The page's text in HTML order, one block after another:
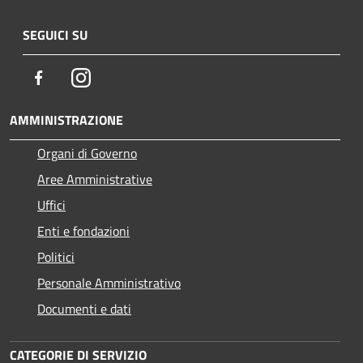
SEGUICI SU
FacebookInstagram
AMMINISTRAZIONE
Organi di Governo
Aree Amministrative
Uffici
Enti e fondazioni
Politici
Personale Amministrativo
Documenti e dati
CATEGORIE DI SERVIZIO